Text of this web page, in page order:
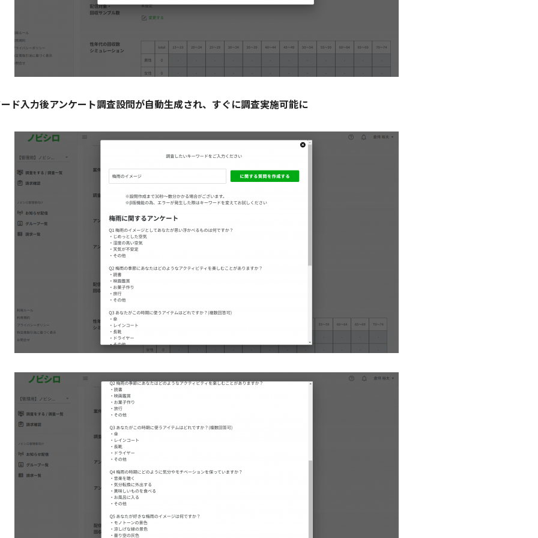
ド入力後アンケート調査設問が自動生成され、すぐに調査実施可能に